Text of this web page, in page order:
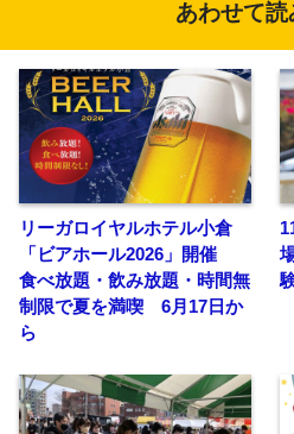
あわせて読
リーガロイヤルホテル小倉
「ビアホール2026」開催
食べ放題・飲み放題・時間無
制限で夏を満喫 6月17日か
ら